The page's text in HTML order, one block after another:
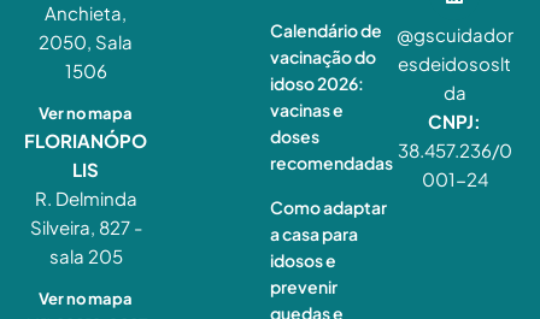
Anchieta,
2050, Sala
1506
Ver no mapa
FLORIANÓPO
LIS
R. Delminda
Silveira, 827 -
sala 205
Ver no mapa
Calendário de
vacinação do
idoso 2026:
vacinas e
doses
recomendadas
Como adaptar
a casa para
idosos e
prevenir
quedas e
@gscuidador
esdeidososlt
da
CNPJ:
38.457.236/0
001-24